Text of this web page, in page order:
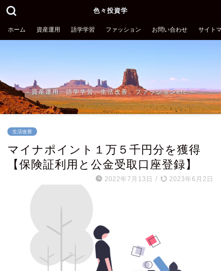
色々投資学
ホーム 資産運用 語学学習 ファッション お問い合わせ サイト
～資産運用、語学学習、生活改善、ファッションetc.～
生活改善
マイナポイント１万５千円分を獲得
【保険証利用と公金受取口座登録】
2022年7月13日 / 2023年6月2日